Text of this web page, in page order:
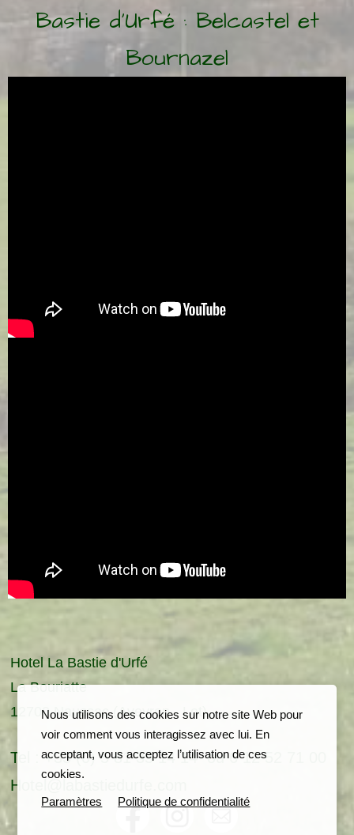
Bastie d'Urfé : Belcastel et
Bournazel
Hotel La Bastie d'Urfé
La Bouriatte
12700 Naussac (Aveyron - Lot)
Tel : +33 (0) 5 81 35 14 14 ou 6 12 52 71 00
Hotel@labastiedurfe.com
Nous utilisons des cookies sur notre site Web pour
voir comment vous interagissez avec lui. En
acceptant, vous acceptez l’utilisation de ces
cookies.
Paramètres Politique de confidentialité